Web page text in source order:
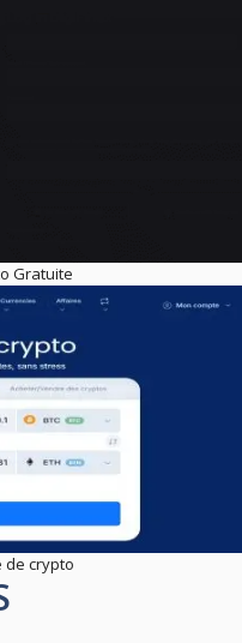
Gratuite
de crypto